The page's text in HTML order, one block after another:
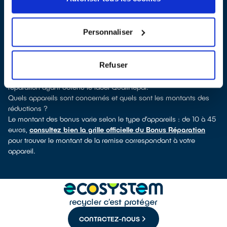
Personnaliser
Refuser
découvrirez pour quels types d’appareils ce professionnel a
obtenu le label. Réfrigérateur, sèche-linge, petit électroménager,
d’appareils son réparateur spécialisé et labellisé QualiRépar.
Consulter l’annuaire
Comment bénéficier du Bonus Réparation à Condé-sur-Vire ?
Immédiatement déduit de la facture par le réparateur, le Bonus
Réparation est en vigueur chez tous les professionnels de la
réparation ayant obtenu le label QualiRépar.
Quels appareils sont concernés et quels sont les montants des
réductions ?
Le montant des bonus varie selon le type d’appareils : de 10 à 45
euros, consultez bien la grille officielle du Bonus Réparation
pour trouver le montant de la remise correspondant à votre
appareil.
CONTACTEZ-NOUS